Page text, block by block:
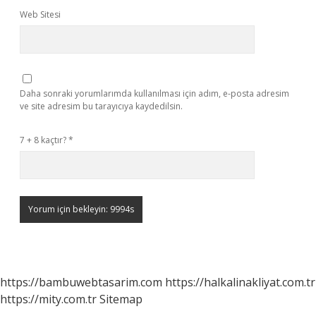
Web Sitesi
Daha sonraki yorumlarımda kullanılması için adım, e-posta adresim
ve site adresim bu tarayıcıya kaydedilsin.
7 + 8 kaçtır?*
https://bambuwebtasarim.com https://halkalinakliyat.com.tr
https://mity.com.trSitemap